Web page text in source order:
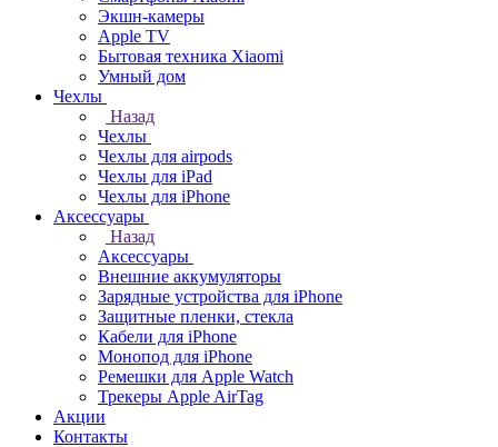
Экшн-камеры
Apple TV
Бытовая техника Xiaomi
Умный дом
Чехлы
Назад
Чехлы
Чехлы для airpods
Чехлы для iPad
Чехлы для iPhone
Аксессуары
Назад
Аксессуары
Внешние аккумуляторы
Зарядные устройства для iPhone
Защитные пленки, стекла
Кабели для iPhone
Монопод для iPhone
Ремешки для Apple Watch
Трекеры Apple AirTag
Акции
Контакты